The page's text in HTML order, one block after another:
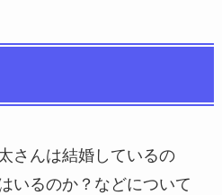
さんは結婚しているの
いるのか？などについて